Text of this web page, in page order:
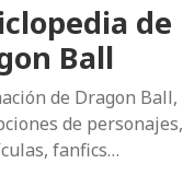
de
Ball
de Dragon Ball,
de personajes,
fanfics…